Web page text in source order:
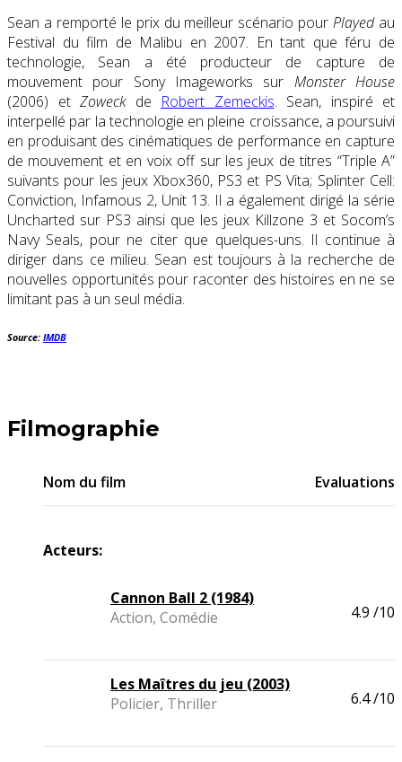
Sean a remporté le prix du meilleur scénario pourPlayedau
Festival du film de Malibu en 2007. En tant que féru de
technologie, Sean a été producteur de capture de
mouvement pour Sony Imageworks sur Monster House
(2006) et Zoweckde Robert Zemeckis. Sean, inspiré et
interpellé par la technologie en pleine croissance, a poursuivi
en produisant des cinématiques de performance en capture
de mouvement et en voix off sur les jeux de titres “Triple A”
suivants pour les jeux Xbox360, PS3 et PS Vita; Splinter Cell:
Conviction, Infamous 2, Unit 13. Il a également dirigé la série
Uncharted sur PS3 ainsi que les jeux Killzone 3 et Socom’s
Navy Seals, pour ne citer que quelques-uns. Il continue à
diriger dans ce milieu. Sean est toujours à la recherche de
nouvelles opportunités pour raconter des histoires en ne se
limitant pas à un seul média.
Source: IMDB
Filmographie
Nom du film Evaluations
Acteurs:
Cannon Ball 2 (1984)
Action, Comédie
4.9 /10
Les Maîtres du jeu (2003)
Policier, Thriller
6.4/10